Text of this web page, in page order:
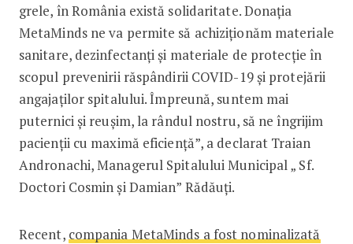
grele, în România există solidaritate. Donația
MetaMinds ne va permite să achiziţionăm materiale
sanitare, dezinfectanţi şi materiale de protecţie în
scopul prevenirii răspândirii COVID-19 și protejării
angajaților spitalului. Împreună, suntem mai
puternici și reușim, la rândul nostru, să ne îngrijim
pacienții cu maximă eficiență”, a declarat Traian
Andronachi, Managerul Spitalului Municipal „ Sf.
Doctori Cosmin și Damian” Rădăuți.
Recent, compania MetaMinds a fost nominalizată